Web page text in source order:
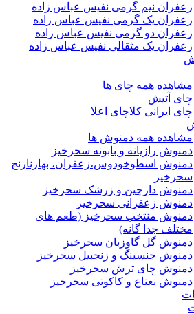
زعفران نیم گرمی نفیس عباس زاده
زعفران یک گرمی نفیس عباس زاده
زعفران دو گرمی نفیس عباس زاده
زعفران یک مثقالی نفیس عباس زاده
مشاهده همه چای ها
چای آتیش
چای ایرانی کلاچای اعلا
مشاهده همه دمنوش ها
دمنوش رازیانه و بابونه سحرخیز
دمنوش اسطوخودوس،زعفران، بهارنارنج
سحرخیز
دمنوش دارچین و زرشک سحرخیز
دمنوش زعفرانی سحرخیز
دمنوش منتخب سحرخیز (طعم های
مختلف جدا گانه)
دمنوش گل گاوزبان سحرخیز
دمنوش جنسینگ و زنجبیل سحرخیز
دمنوش چای ترش سحرخیز
دمنوش نعناع و کاکوتی سحرخیز